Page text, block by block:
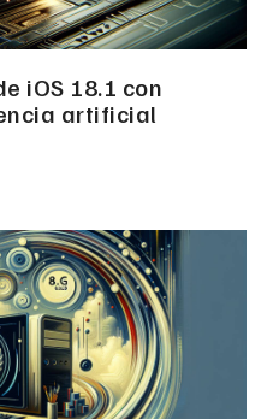
iOS 18.1 con
artificial